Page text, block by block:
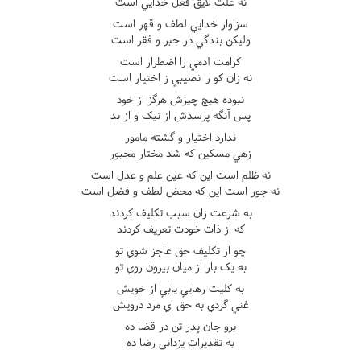
سزاوار خدايي لطف و قهر است
وليکن بندگي در جبر و فقر است
کرامت آدمي را اضطرار است
نه زان کو را نصيبي ز اختيار است
نبوده هيچ چيزش هرگز از خود
پس آنگه پرسدش از نيک و از بد
ندارد اختيار و گشته مامور
زهي مسکين که شد مختار مجبور
نه ظلم است اين که عين علم و عدل است
نه جور است اين که محض لطف و فضل است
به شرعت زان سبب تکليف کردند
که از ذات خودت تعريف کردند
چو از تکليف حق عاجز شوي تو
به يک بار از ميان بيرون روي تو
به کليت رهايي يابي از خويش
غني گردي به حق اي مرد درويش
برو جان پدر تن در قضا ده
به تقديرات يزداني رضا ده